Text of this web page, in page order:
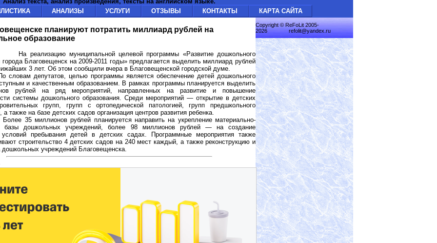
АНАЛИЗЫ УСЛУГИ ОТЗЫВЫ КОНТАКТЫ
КАРТА САЙТА
планируют потратить миллиард рублей на
образование
муниципальной целевой программы «Развитие дошкольного
города Благовещенск на 2009-2011 годы» предлагается выделить миллиард рублей
3 лет. Об этом сообщили вчера в Благовещенской городской думе.
депутатов, целью программы является обеспечение детей дошкольного
и качественным образованием. В рамках программы планируется выделить
рублей на ряд мероприятий, направленных на развитие и повышение
системы дошкольного образования. Среди мероприятий — открытие в детских
групп, групп с ортопедической патологией, групп предшкольного
а также на базе детских садов организация центров развития ребенка.
рублей планируется направить на укрепление материально-
базы дошкольных учреждений, более 98 миллионов рублей — на создание
условий пребывания детей в детских садах. Программные мероприятия также
строительство 4 детских садов на 240 мест каждый, а также реконструкцию и
дошкольных учреждений Благовещенска.
Copyright © ReFoLit 2005-
2026
refolit@yandex.ru